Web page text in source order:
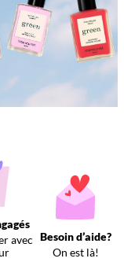
avec Besoin d’aide?
On est là!